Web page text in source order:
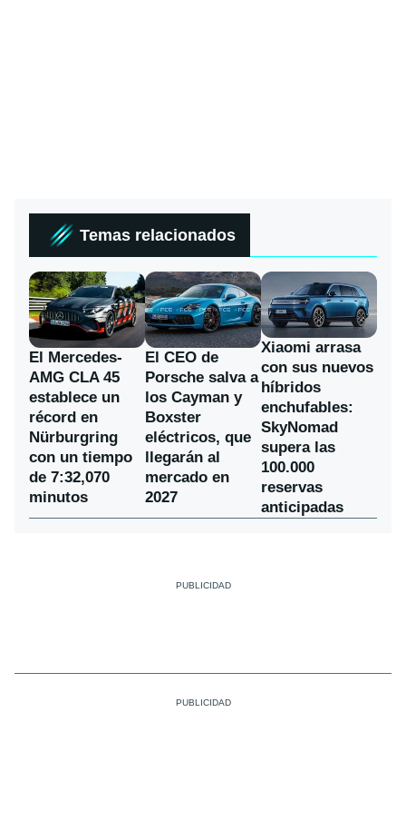
Temas relacionados
El Mercedes-
AMG CLA 45
establece un
récord en
Nürburgring
con un tiempo
de 7:32,070
minutos
El CEO de
Porsche salva a
los Cayman y
Boxster
eléctricos, que
llegarán al
mercado en
2027
Xiaomi arrasa
con sus nuevos
híbridos
enchufables:
SkyNomad
supera las
100.000
reservas
anticipadas